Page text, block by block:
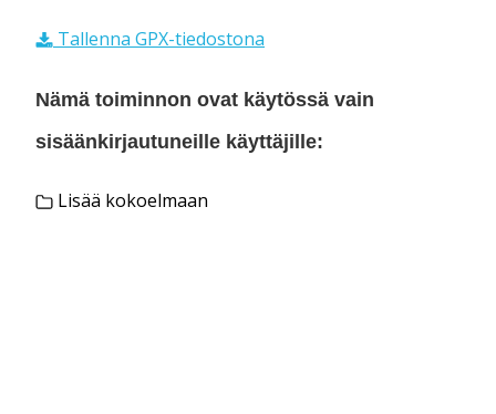
Tallenna GPX-tiedostona
Nämä toiminnon ovat käytössä vain
sisäänkirjautuneille käyttäjille:
Lisää kokoelmaan